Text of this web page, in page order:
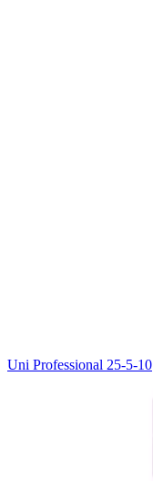
Uni Professional 25-5-10